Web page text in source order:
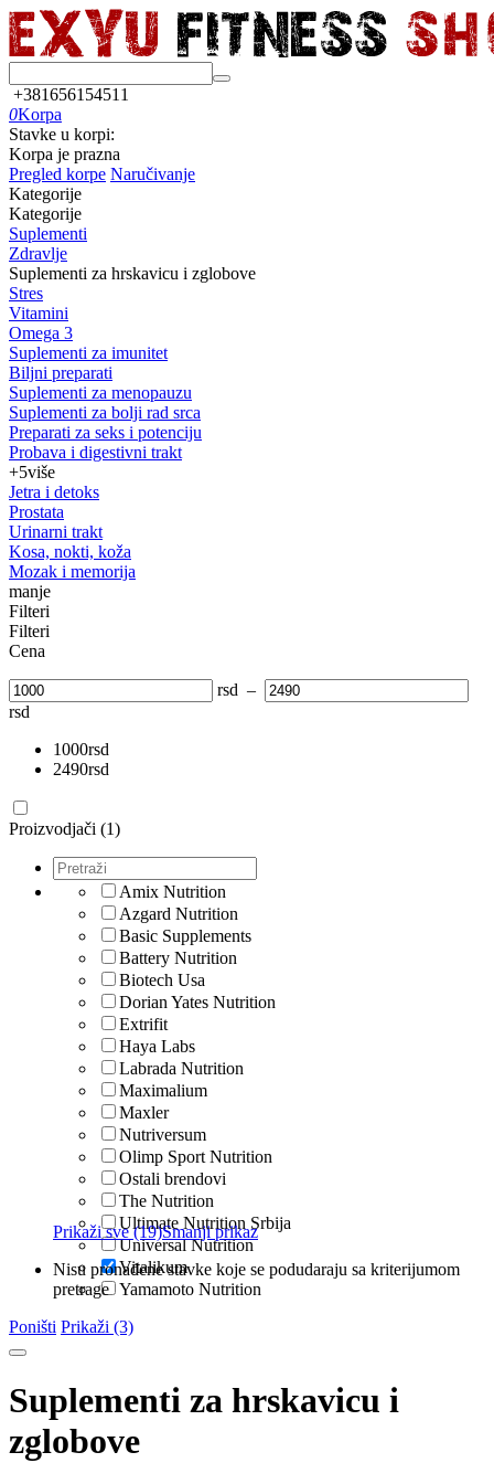
+381656154511
0Korpa
Stavke u korpi:
Korpa je prazna
Pregled korpe Naručivanje
Kategorije
Kategorije
Suplementi
Zdravlje
Suplementi za hrskavicu i zglobove
Stres
Vitamini
Omega 3
Suplementi za imunitet
Biljni preparati
Suplementi za menopauzu
Suplementi za bolji rad srca
Preparati za seks i potenciju
Probava i digestivni trakt
+5više
Jetra i detoks
Prostata
Urinarni trakt
Kosa, nokti, koža
Mozak i memorija
manje
Filteri
Filteri
Cena
rsd –
rsd
1000rsd
2490rsd
Proizvodjači (1)
Amix Nutrition
Azgard Nutrition
Basic Supplements
Battery Nutrition
Biotech Usa
Dorian Yates Nutrition
Extrifit
Haya Labs
Labrada Nutrition
Maximalium
Maxler
Nutriversum
Olimp Sport Nutrition
Ostali brendovi
The Nutrition
Ultimate Nutrition Srbija
Universal Nutrition
Vitalikum
Yamamoto Nutrition
Prikaži sve (19)Smanji prikaz
Nisu pronađene stavke koje se podudaraju sa kriterijumom
pretrage
Poništi Prikaži (3)
Suplementi za hrskavicu i
zglobove